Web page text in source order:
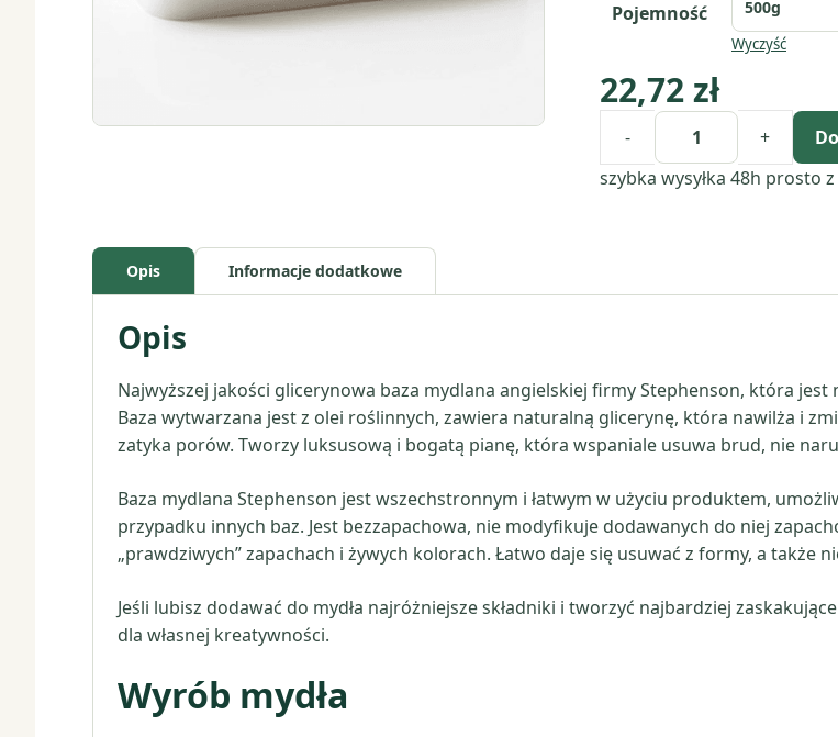
Pojemność
Wyczyść
22,72zł
-
ilość
Baza
+
szybka wysyłka 48h prosto
Opis Informacje dodatkowe
Opis
Najwyższej jakości glicerynowa baza mydlana angielskiej firmy Stephenson, która
Baza wytwarzana jest z olei roślinnych, zawiera naturalną glicerynę, która nawilża i
zatyka porów. Tworzy luksusową i bogatą pianę, która wspaniale usuwa brud, nie
Baza mydlana Stephenson jest wszechstronnym i łatwym w użyciu produktem,
przypadku innych baz. Jest bezzapachowa, nie modyfikuje dodawanych do niej
„prawdziwych” zapachach i żywych kolorach. Łatwo daje się usuwać z formy, a także
Jeśli lubisz dodawać do mydła najróżniejsze składniki i tworzyć najbardziej
dla własnej kreatywności.
Wyrób mydła